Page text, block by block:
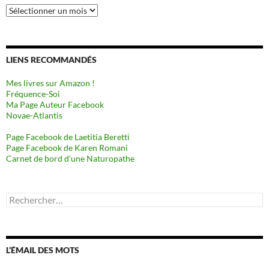
Archives
LIENS RECOMMANDÉS
Mes livres sur Amazon !
Fréquence-Soi
Ma Page Auteur Facebook
Novae-Atlantis
Page Facebook de Laetitia Beretti
Page Facebook de Karen Romani
Carnet de bord d’une Naturopathe
Rechercher :
L’ÉMAIL DES MOTS